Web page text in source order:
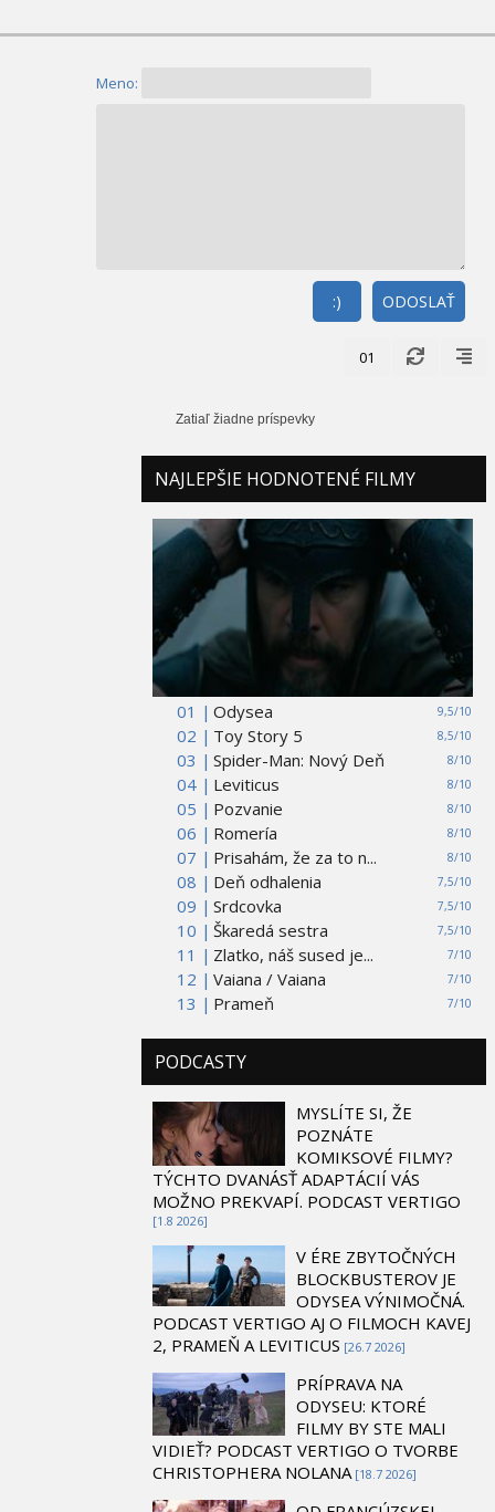
Meno:
ODOSLAŤ
:)
01
Zatiaľ žiadne príspevky
NAJLEPŠIE HODNOTENÉ FILMY
01 | 9,5/10
Odysea
02 |
8,5/10
Toy Story 5
03 |
8/10
Spider-Man: Nový Deň
04 |
8/10
Leviticus
05 |
8/10
Pozvanie
06 |
8/10
Romería
07 |
8/10
Prisahám, že za to n...
08 |
7,5/10
Deň odhalenia
09 |
7,5/10
Srdcovka
10 |
7,5/10
Škaredá sestra
11 |
7/10
Zlatko, náš sused je...
12 |
7/10
Vaiana / Vaiana
13 |
7/10
Prameň
PODCASTY
MYSLÍTE SI, ŽE
POZNÁTE
KOMIKSOVÉ FILMY?
TÝCHTO DVANÁSŤ ADAPTÁCIÍ VÁS
MOŽNO PREKVAPÍ. PODCAST VERTIGO
[1.8 2026]
V ÉRE ZBYTOČNÝCH
BLOCKBUSTEROV JE
ODYSEA VÝNIMOČNÁ.
PODCAST VERTIGO AJ O FILMOCH KAVEJ
2, PRAMEŇ A LEVITICUS [26.7 2026]
PRÍPRAVA NA
ODYSEU: KTORÉ
FILMY BY STE MALI
VIDIEŤ? PODCAST VERTIGO O TVORBE
CHRISTOPHERA NOLANA [18.7 2026]